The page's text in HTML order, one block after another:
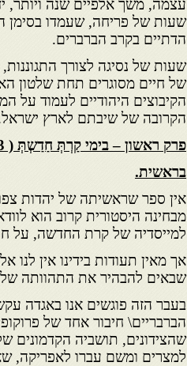
עצמה, משך אלפיים שנה ויותר,
שעות של פריחה, שעמדו בסימן
הדתיים בקרב הברברים.
שעות של נסיגה לצורך
של חיים מסוגרים תחת שלטון
הקיבוצים היהודיים לעמוד
הקרובה של שיבתם לארץ
פרק ראשון – בימי קַרְתְּ חַדַשְתְּ ( 813 עד 146 לפני הספירה ) – קרתגו
בראשית.
אין ספר שראשיתה של יהדות
מבחינה היסטורית קרוב הוא
למייסדיה של קרת החדשה, על
אך מאין תעודות בידינו אין
שבאים להבהיר את התהוותה
בעבר הזה פוגשים אנו באגדה
הברבריים\ חיבור אחד של
שהצידונים, תושביה הקדמונים
למצרים ומשם עברו לאפריקה,